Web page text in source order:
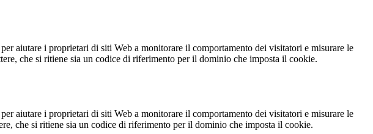
aiutare i proprietari di siti Web a monitorare il comportamento dei visitatori e misurare le
che si ritiene sia un codice di riferimento per il dominio che imposta il cookie.
aiutare i proprietari di siti Web a monitorare il comportamento dei visitatori e misurare le
che si ritiene sia un codice di riferimento per il dominio che imposta il cookie.